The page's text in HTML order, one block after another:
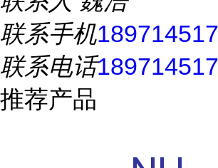
联系手机
联系电话
推荐产品